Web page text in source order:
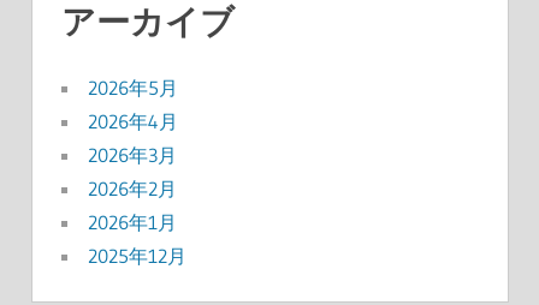
アーカイブ
2026年5月
2026年4月
2026年3月
2026年2月
2026年1月
2025年12月